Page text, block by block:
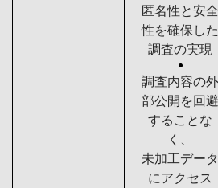
匿名性と安全
性を確保した
調査の実現
調査内容の外
部公開を回避
することな
く、
未加工データ
にアクセス